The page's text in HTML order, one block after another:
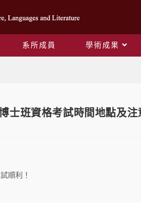
系所成員 學術成果
士班資格考試時間地點及注
順利！